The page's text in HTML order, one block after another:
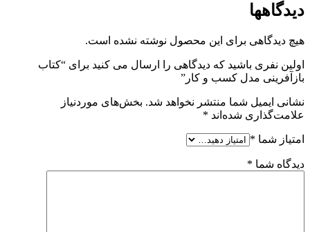
دیدگاهها
هیچ دیدگاهی برای این محصول نوشته نشده است.
اولین نفری باشید که دیدگاهی را ارسال می کنید برای “کتاب
بازآفرینی مدل کسب و کار”
نشانی ایمیل شما منتشر نخواهد شد. بخش‌های موردنیاز
علامت‌گذاری شده‌اند *
امتیاز شما *
دیدگاه شما *